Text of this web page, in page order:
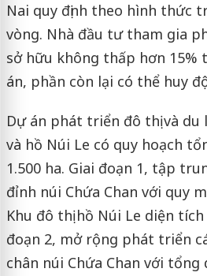
Nai quy định theo hình thức
vòng. Nhà đầu tư tham gia
sở hữu không thấp hơn 15%
án, phần còn lại có thể huy
Dự án phát triển đô thị và du
và hồ Núi Le có quy hoạch
1.500 ha. Giai đoạn 1, tập
đỉnh núi Chứa Chan với quy
Khu đô thị hồ Núi Le diện
đoạn 2, mở rộng phát triển
chân núi Chứa Chan với tổng